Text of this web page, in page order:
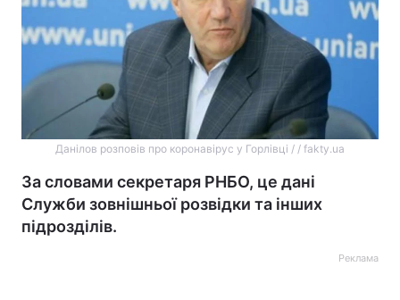
Данілов розповів про коронавірус у Горлівці / / fakty.ua
За словами секретаря РНБО, це дані
Служби зовнішньої розвідки та інших
підрозділів.
Реклама